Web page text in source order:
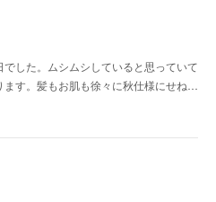
した。ムシムシしていると思っていて
ます。髪もお肌も徐々に秋仕様にせね…